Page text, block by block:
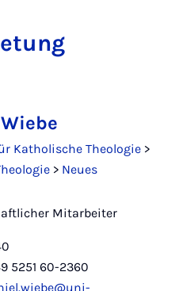
Katholische Theologie >
> Neues
Mitarbeiter
5251 60-2360